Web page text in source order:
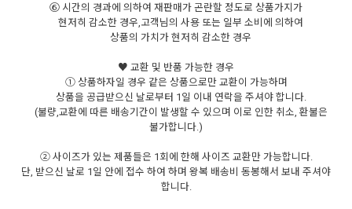
⑥ 시간의 경과에 의하여 재판매가 곤란할 정도로 상품가지가
현저히 감소한 경우,고객님의 사용 또는 일부 소비에 의하여
상품의 가치가 현저히 감소한 경우
♥ 교환 및 반품 가능한 경우
① 상품하자일 경우 같은 상품으로만 교환이 가능하며
상품을 공급받으신 날로부터 1일 이내 연락을 주셔야 합니다.
(불량,교환에 따른 배송기간이 발생할 수 있으며 이로 인한 취소, 환불은
불가합니다.)
② 사이즈가 있는 제품들은 1회에 한해 사이즈 교환만 가능합니다.
단, 받으신 날로 1일 안에 접수 하여 하며 왕복 배송비 동봉해서 보내 주셔야
합니다.